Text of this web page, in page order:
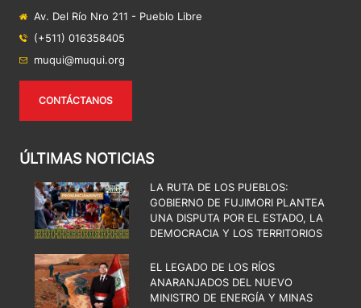
Av. Del Río Nro 211 - Pueblo Libre
(+511) 016358405
muqui@muqui.org
CONTÁCTANOS
ÚLTIMAS NOTICIAS
LA RUTA DE LOS PUEBLOS:
GOBIERNO DE FUJIMORI PLANTEA
UNA DISPUTA POR EL ESTADO, LA
DEMOCRACIA Y LOS TERRITORIOS
EL LEGADO DE LOS RÍOS
ANARANJADOS DEL NUEVO
MINISTRO DE ENERGÍA Y MINAS